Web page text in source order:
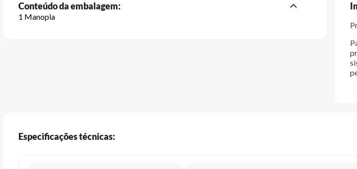
Conteúdo da embalagem:
1 Manopla
Especificações técnicas: